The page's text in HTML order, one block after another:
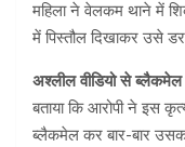
महिला ने वेलकम थाने में
में पिस्तौल दिखाकर उसे
अश्लील वीडियो से ब्लैकमेल
बताया कि आरोपी ने इस
ब्लैकमेल कर बार-बार